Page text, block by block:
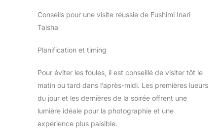
Conseils pour une visite réussie de Fushimi Inari
Taisha
Planification et timing
Pour éviter les foules, il est conseillé de visiter tôt le
matin ou tard dans l’après-midi. Les premières lueurs
du jour et les dernières de la soirée offrent une
lumière idéale pour la photographie et une
expérience plus paisible.